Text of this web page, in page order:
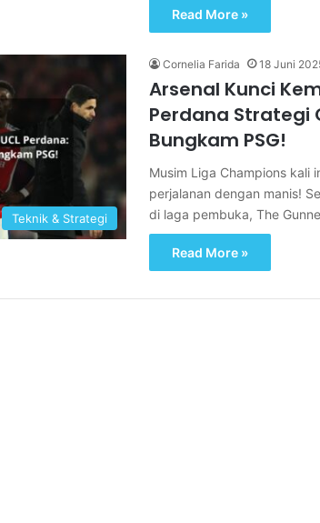
Read More »
Teknik & Strategi
Cornelia Farida 18 Juni
Arsenal Kunci
Perdana Strategi
Bungkam PSG!
Musim Liga Champions kali
perjalanan dengan manis!
di laga pembuka, The
Read More »